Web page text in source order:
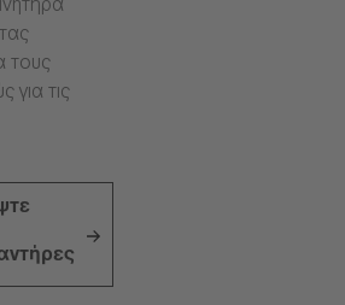
τους
για τις